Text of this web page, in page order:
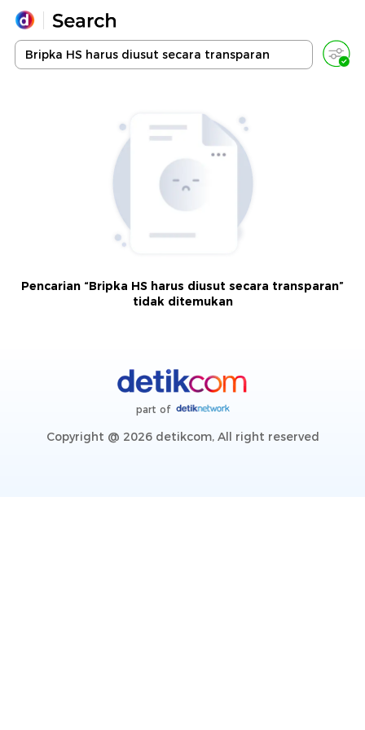
Yang sedang ramai dicari
Terakhir yang dicari
Pencarian “Bripka HS harus diusut secara transparan”
tidak ditemukan
part of
Copyright @ 2026 detikcom, All right reserved